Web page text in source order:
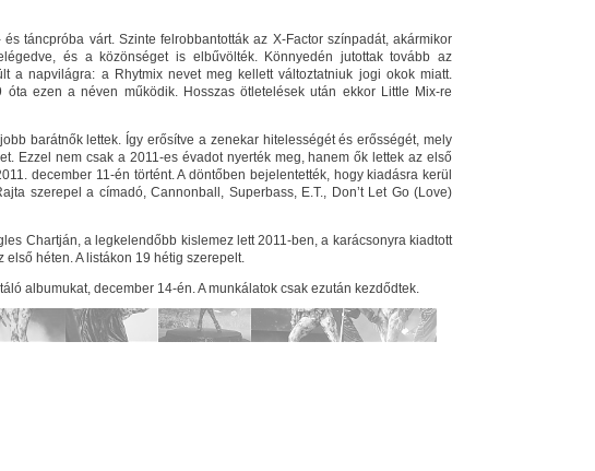
táncpróba várt. Szinte felrobbantották az X-Factor színpadát, akármikor
és a közönséget is elbűvölték. Könnyedén jutottak tovább az
a napvilágra: a Rhytmix nevet meg kellett változtatniuk jogi okok miatt.
ezen a néven működik. Hosszas ötletelések után ekkor Little Mix-re
barátnők lettek. Így erősítve a zenekar hitelességét és erősségét, mely
Ezzel nem csak a 2011-es évadot nyerték meg, hanem ők lettek az első
december 11-én történt. A döntőben bejelentették, hogy kiadásra kerül
szerepel a címadó, Cannonball, Superbass, E.T., Don’t Let Go (Love)
Chartján, a legkelendőbb kislemez lett 2011-ben, a karácsonyra kiadtott
héten. A listákon 19 hétig szerepelt.
albumukat, december 14-én. A munkálatok csak ezután kezdődtek.